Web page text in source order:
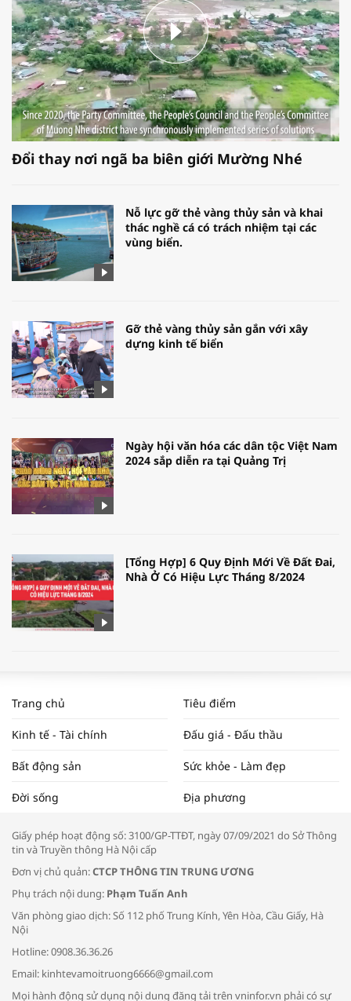
Đổi thay nơi ngã ba biên giới Mường Nhé
Nỗ lực gỡ thẻ vàng thủy sản và khai
thác nghề cá có trách nhiệm tại các
vùng biển.
Gỡ thẻ vàng thủy sản gắn với xây
dựng kinh tế biển
Ngày hội văn hóa các dân tộc Việt Nam
2024 sắp diễn ra tại Quảng Trị
[Tổng Hợp] 6 Quy Định Mới Về Đất Đai,
Nhà Ở Có Hiệu Lực Tháng 8/2024
NAM NĂM 2024 VÀ NĂM 2025 | NHỊP
ĐẬP THỊ TRƯỜNG #62
Tọa đàm “Xúc tiến thương mại: Khơi
Bác sĩ tư vấn cách phòng tránh bệnh
đường hô hấp trong thời tiết giao mùa
Trang chủ Tiêu điểm
Kinh tế - Tài chính Đấu giá - Đấu thầu
Bất động sản Sức khỏe - Làm đẹp
Đời sống Địa phương
Giấy phép hoạt động số: 3100/GP-TTĐT, ngày 07/09/2021 do Sở Thông
tin và Truyền thông Hà Nội cấp
Đơn vị chủ quản:CTCP THÔNG TIN TRUNG ƯƠNG
Phụ trách nội dung: Phạm Tuấn Anh
Văn phòng giao dịch: Số 112 phố Trung Kính, Yên Hòa, Cầu Giấy, Hà
Nội
Hotline: 0908.36.36.26
Email: kinhtevamoitruong6666@gmail.com
Mọi hành động sử dụng nội dung đăng tải trên vninfor.vn phải có sự